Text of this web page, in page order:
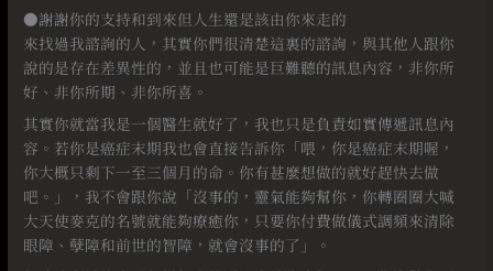
●謝謝你的支持和到來但人生還是該由你來走的
來找過我諮詢的人，其實你們很清楚這裏的諮詢，與其他人跟你
說的是存在差異性的，並且也可能是巨難聽的訊息內容，非你所
好、非你所期、非你所喜。
其實你就當我是一個醫生就好了，我也只是負責如實傳遞訊息內
容。若你是癌症末期我也會直接告訴你「喂，你是癌症末期喔，
你大概只剩下一至三個月的命。你有甚麼想做的就好趕快去做
吧。」，我不會跟你說「沒事的，靈氣能夠幫你，你轉圈圈大喊
大天使麥克的名號就能夠療癒你，只要你付費做儀式調頻來清除
眼障、孽障和前世的智障，就會沒事的了」。